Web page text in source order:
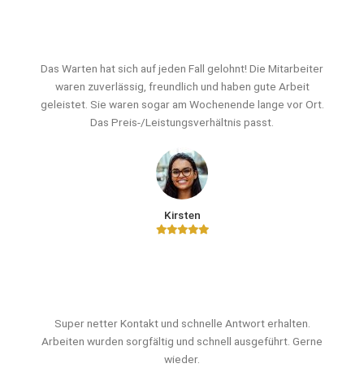
Das Warten hat sich auf jeden Fall gelohnt! Die Mitarbeiter
waren zuverlässig, freundlich und haben gute Arbeit
geleistet. Sie waren sogar am Wochenende lange vor Ort.
Das Preis-/Leistungsverhältnis passt.
Kirsten
Super netter Kontakt und schnelle Antwort erhalten.
Arbeiten wurden sorgfältig und schnell ausgeführt. Gerne
wieder.